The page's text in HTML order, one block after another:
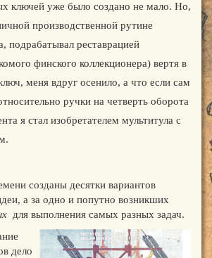
ключей уже было создано не мало. Но,
производственной рутине
подрабатывал реставрацией
финского коллекционера) вертя в
меня вдруг осенило, а что если сам
ручки на четверть оборота
я стал изобретателем мультитула с
созданы десятки вариантов
а за одно и попутно возникших
для выполнения самых разных задач.
дело